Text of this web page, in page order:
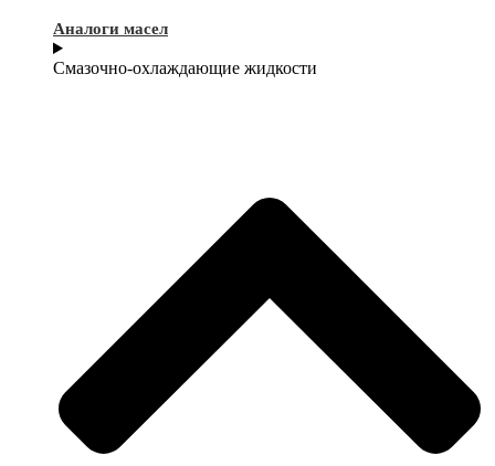
Аналоги масел
Смазочно-охлаждающие жидкости